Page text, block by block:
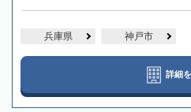
兵庫県 神戸市
詳細